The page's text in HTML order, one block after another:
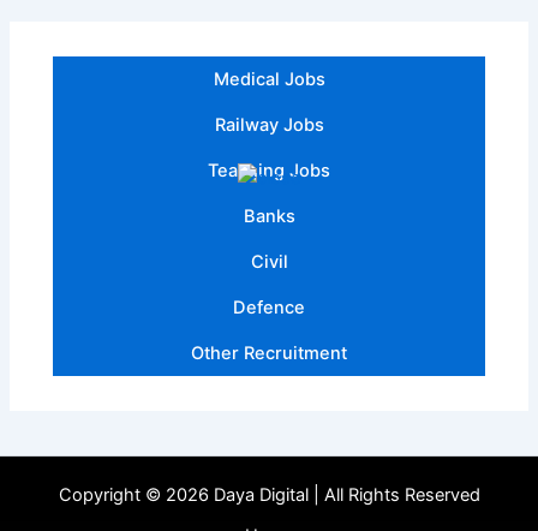
Medical Jobs
Railway Jobs
Teaching Jobs
Banks
Civil
Defence
Other Recruitment
Copyright © 2026 Daya Digital | All Rights Reserved